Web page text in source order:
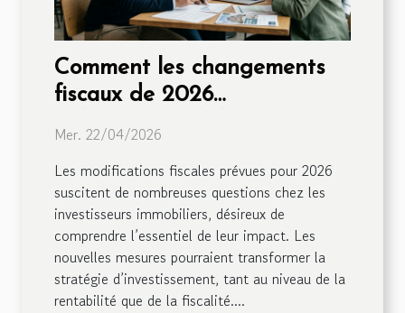
Comment les changements
fiscaux de 2026
influenceront-ils les
Mer. 22/04/2026
Les modifications fiscales prévues pour 2026
suscitent de nombreuses questions chez les
investisseurs immobiliers, désireux de
comprendre l’essentiel de leur impact. Les
nouvelles mesures pourraient transformer la
stratégie d’investissement, tant au niveau de la
rentabilité que de la fiscalité....